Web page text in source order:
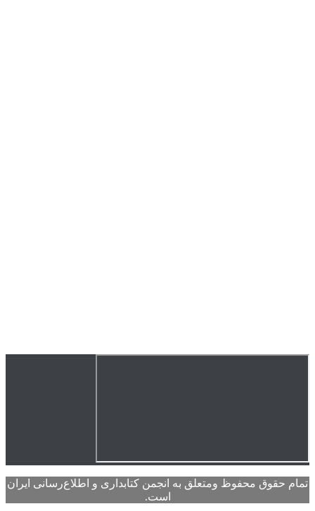
تمام حقوق محفوظ ومتعلق به انجمن کتابداری و اطلاع‌رسانی ایران
است.